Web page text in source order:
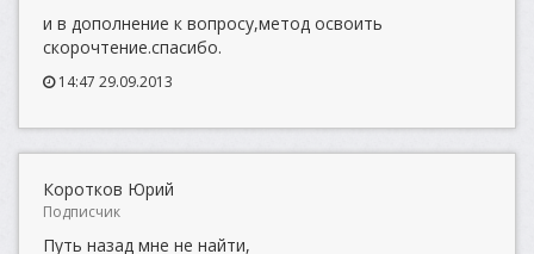
и в дополнение к вопросу,метод освоить
скорочтение.спасибо.
14:47 29.09.2013
Коротков Юрий
Подписчик
Путь назад мне не найти,